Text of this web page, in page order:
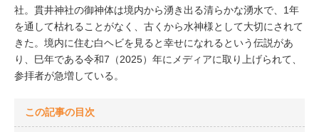
社。貫井神社の御神体は境内から湧き出る清らかな湧水で、1年
を通して枯れることがなく、古くから水神様として大切にされて
きた。境内に住む白ヘビを見ると幸せになれるという伝説があ
り、巳年である令和7（2025）年にメディアに取り上げられて、
参拝者が急増している。
この記事の目次